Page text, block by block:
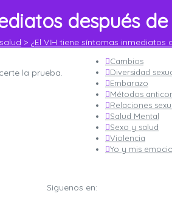
después
> ¿El VIH tiene síntomas
la prueba.
Cambios
Diversidad
Embarazo
Métodos
Relaciones
Salud Mental
Sexo y salud
Violencia
Yo y mis
Siguenos en: